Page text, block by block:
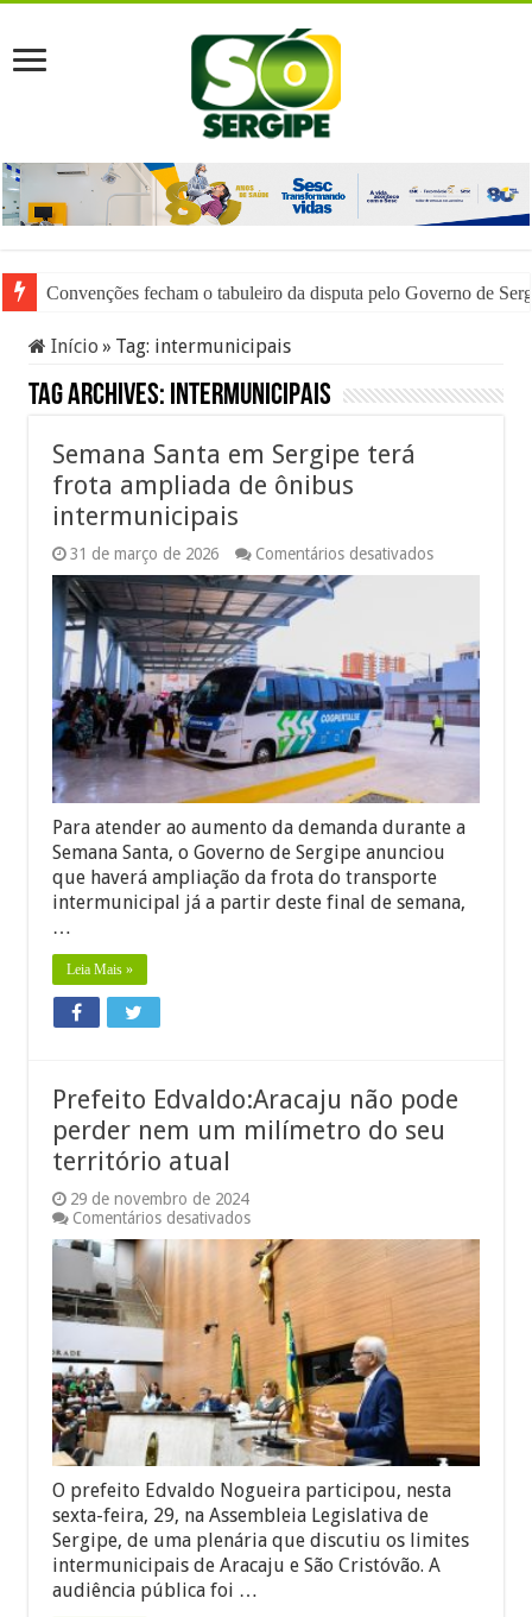
Justiça do Trabalho chama atenção para assédio eleitoral
Início » Tag: intermunicipais
Tag Archives: intermunicipais
Semana Santa em Sergipe terá
frota ampliada de ônibus
intermunicipais
31 de março de 2026 Comentários desativadosem
Semana
terá
frota
ampliada
de
ônibus
Para atender ao aumento da demanda durante a
Semana Santa, o Governo de Sergipe anunciou
que haverá ampliação da frota do transporte
intermunicipal já a partir deste final de semana,
…
Leia Mais »
Prefeito Edvaldo:Aracaju não pode
perder nem um milímetro do seu
território atual
29 de novembro de 2024
Comentários desativadosem
Prefeito
Edvaldo:Aracaju
não
pode
perder
nem
milímetro
do
seu
território
atual
O prefeito Edvaldo Nogueira participou, nesta
sexta-feira, 29, na Assembleia Legislativa de
Sergipe, de uma plenária que discutiu os limites
intermunicipais de Aracaju e São Cristóvão. A
audiência pública foi …